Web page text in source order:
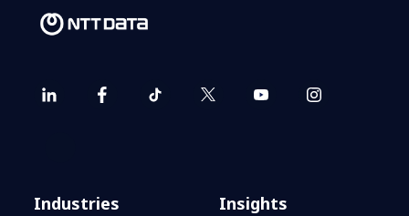
Industries
Insights